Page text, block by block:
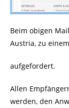
Beim obigen
Austria, zu
aufgefordert.
Allen
werden, den